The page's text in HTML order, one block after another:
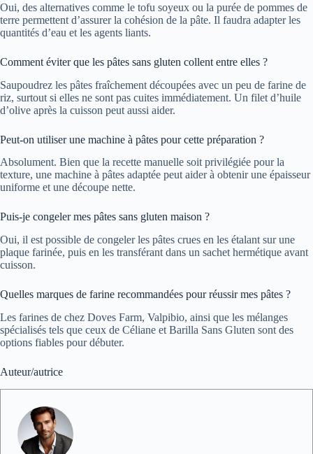
Oui, des alternatives comme le tofu soyeux ou la purée de pommes de
terre permettent d’assurer la cohésion de la pâte. Il faudra adapter les
quantités d’eau et les agents liants.
Comment éviter que les pâtes sans gluten collent entre elles ?
Saupoudrez les pâtes fraîchement découpées avec un peu de farine de
riz, surtout si elles ne sont pas cuites immédiatement. Un filet d’huile
d’olive après la cuisson peut aussi aider.
Peut-on utiliser une machine à pâtes pour cette préparation ?
Absolument. Bien que la recette manuelle soit privilégiée pour la
texture, une machine à pâtes adaptée peut aider à obtenir une épaisseur
uniforme et une découpe nette.
Puis-je congeler mes pâtes sans gluten maison ?
Oui, il est possible de congeler les pâtes crues en les étalant sur une
plaque farinée, puis en les transférant dans un sachet hermétique avant
cuisson.
Quelles marques de farine recommandées pour réussir mes pâtes ?
Les farines de chez Doves Farm, Valpibio, ainsi que les mélanges
spécialisés tels que ceux de Céliane et Barilla Sans Gluten sont des
options fiables pour débuter.
Auteur/autrice